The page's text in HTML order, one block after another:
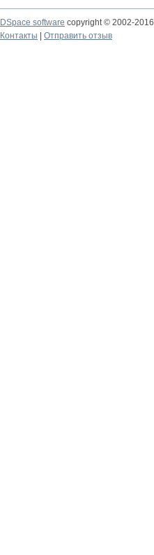
DSpace software copyright © 2002-2016
Контакты
Отправить отзыв